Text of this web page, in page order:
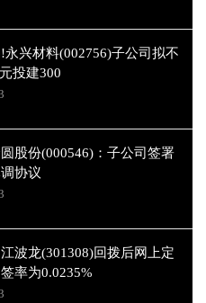
永兴材料(002756)子公司拟不
投建300
股份(000546)：子公司签署
协议
波龙(301308)回拨后网上定
率为0.0235%